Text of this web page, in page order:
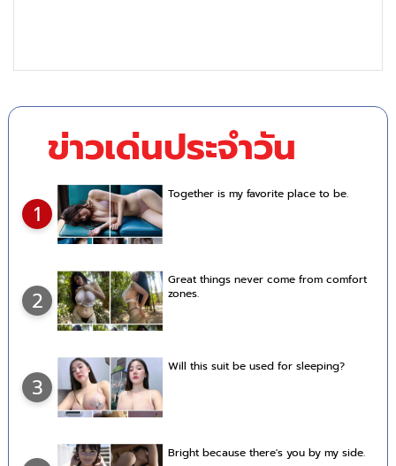
ข่าวเด่นประจำวัน
1
Together is my favorite place to be.
2
Great things never come from comfort
zones.
3
Will this suit be used for sleeping?
Bright because there's you by my side.